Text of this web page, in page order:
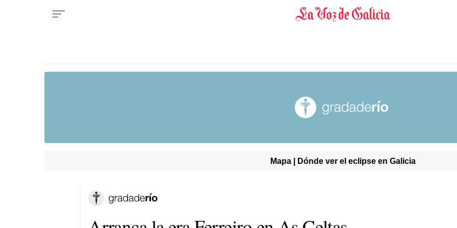
Mapa | Dónde ver el eclipse en Galicia